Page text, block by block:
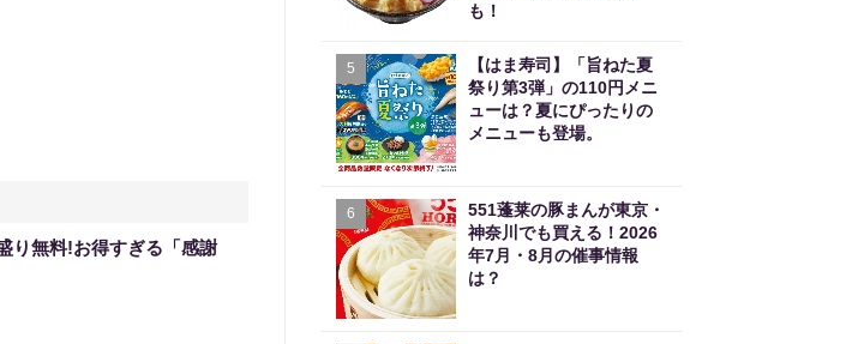
り無料!お得すぎる「感謝
も！
5
【はま寿司】「旨ねた夏
祭り第3弾」の110円メニ
ューは？夏にぴったりの
メニューも登場。
6
551蓬莱の豚まんが東京・
神奈川でも買える！2026
年7月・8月の催事情報
は？